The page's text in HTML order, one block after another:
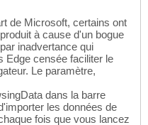
de Microsoft, certains ont
à cause d'un bogue
inadvertance qui
Edge censée faciliter le
Le paramètre,
dans la barre
les données de
fois que vous lancez